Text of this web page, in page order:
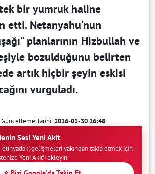
bir yumruk haline
etti. Netanyahu'nun
planlarının Hizbullah ve
bozulduğunu belirten
artık hiçbir şeyin eskisi
vurguladı.
Güncelleme Tarihi:2026-03-30 16:48
Sesi Yeni Akit
dünyadaki gelişmeleri yakından takip etmek için
Yeni Akit'i ekleyin.